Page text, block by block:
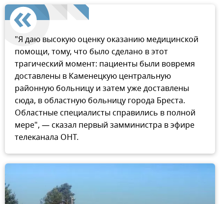
"Я даю высокую оценку оказанию медицинской
помощи, тому, что было сделано в этот
трагический момент: пациенты были вовремя
доставлены в Каменецкую центральную
районную больницу и затем уже доставлены
сюда, в областную больницу города Бреста.
Областные специалисты справились в полной
мере", — сказал первый замминистра в эфире
телеканала ОНТ.